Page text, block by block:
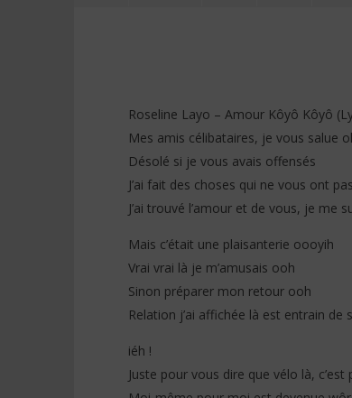
NOW VIEWING
Roseline Layo – Amour Kôyô Kôyô
décembre
2025
Stone
Roseline Layo – Amour Kôyô Kôyô
Mes amis célibataires, je vous salue
Désolé si je vous avais offensés
J’ai fait des choses qui ne vous ont
J’ai trouvé l’amour et de vous, je me
Mais c’était une plaisanterie oooyih
Vrai vrai là je m’amusais ooh
Sinon préparer mon retour ooh
Relation j’ai affichée là est entrain de
iéh !
Juste pour vous dire que vélo là,